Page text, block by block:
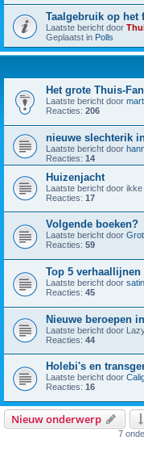
Taalgebruik op het
Laatste bericht door
Geplaatst in Polls
Het grote Thuis-
Laatste bericht door
Reacties: 206
nieuwe slechterik
Laatste bericht door
Reacties: 14
Huizenjacht
Laatste bericht door ikke
Reacties: 17
Volgende boeken?
Laatste bericht door
Reacties: 59
Top 5
Laatste bericht door
Reacties: 45
Nieuwe beroepen
Laatste bericht door
Reacties: 44
Holebi's en
Laatste bericht door
Reacties: 16
Nieuw onderwerp
7